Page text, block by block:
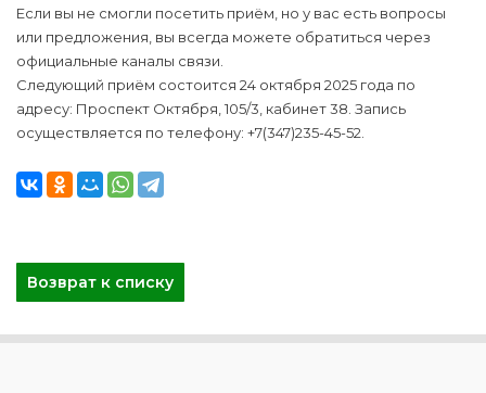
Если вы не смогли посетить приём, но у вас есть вопросы
или предложения, вы всегда можете обратиться через
официальные каналы связи.
Следующий приём состоится 24 октября 2025 года по
адресу: Проспект Октября, 105/3, кабинет 38. Запись
осуществляется по телефону: +7(347)235-45-52.
Возврат к списку